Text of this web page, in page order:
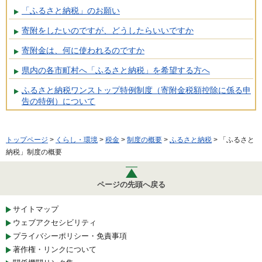
「ふるさと納税」のお願い
寄附をしたいのですが、どうしたらいいですか
寄附金は、何に使われるのですか
県内の各市町村へ「ふるさと納税」を希望する方へ
ふるさと納税ワンストップ特例制度（寄附金税額控除に係る申
告の特例）について
トップページ > くらし・環境 > 税金 > 制度の概要 > ふるさと納税 > 「ふるさと
納税」制度の概要
ページの先頭へ戻る
サイトマップ
ウェブアクセシビリティ
プライバシーポリシー・免責事項
著作権・リンクについて